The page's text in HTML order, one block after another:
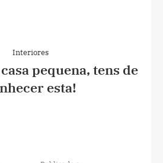
Interiores
pequena, tens de
esta!